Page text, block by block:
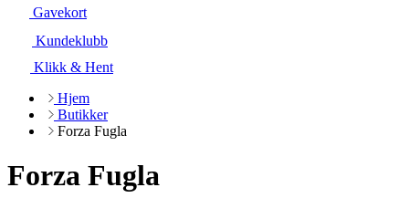
Gavekort
Kundeklubb
Klikk & Hent
Hjem
Butikker
Forza Fugla
Forza Fugla